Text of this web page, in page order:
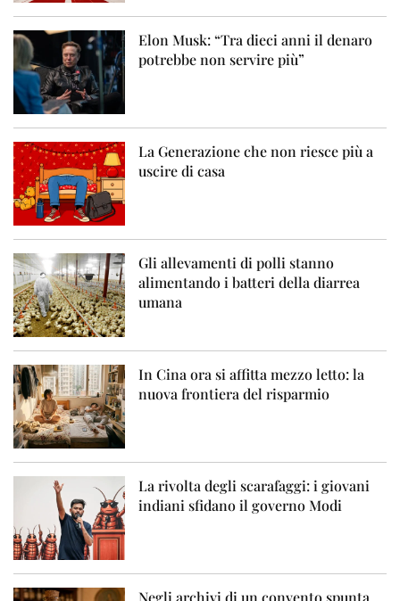
Elon Musk: “Tra dieci anni il denaro
potrebbe non servire più”
La Generazione che non riesce più a
uscire di casa
Gli allevamenti di polli stanno
alimentando i batteri della diarrea
umana
In Cina ora si affitta mezzo letto: la
nuova frontiera del risparmio
La rivolta degli scarafaggi: i giovani
indiani sfidano il governo Modi
Negli archivi di un convento spunta